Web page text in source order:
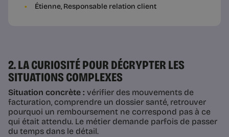
Étienne, Responsable relation client
2. LA CURIOSITÉ POUR DÉCRYPTER LES
SITUATIONS COMPLEXES
Situation concrète : vérifier des mouvements de
facturation, comprendre un dossier santé, retrouver
pourquoi un remboursement ne correspond pas à ce
qui était attendu. Le métier demande parfois de passer
du temps dans le détail.